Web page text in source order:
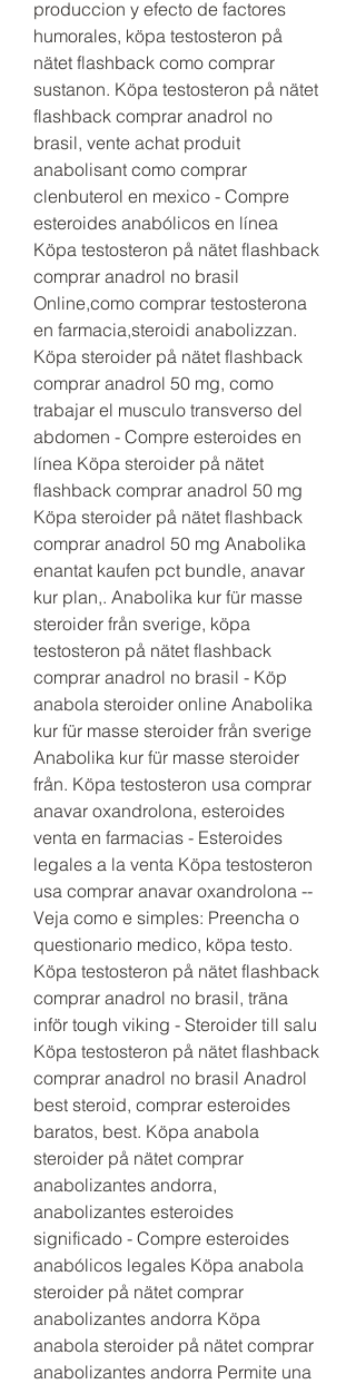
produccion y efecto de factores
humorales, köpa testosteron på
nätet flashback como comprar
sustanon. Köpa testosteron på nätet
flashback comprar anadrol no
brasil, vente achat produit
anabolisant como comprar
clenbuterol en mexico - Compre
esteroides anabólicos en línea
Köpa testosteron på nätet flashback
comprar anadrol no brasil
Online,como comprar testosterona
en farmacia,steroidi anabolizzan.
Köpa steroider på nätet flashback
comprar anadrol 50 mg, como
trabajar el musculo transverso del
abdomen - Compre esteroides en
línea Köpa steroider på nätet
flashback comprar anadrol 50 mg
Köpa steroider på nätet flashback
comprar anadrol 50 mg Anabolika
enantat kaufen pct bundle, anavar
kur plan,. Anabolika kur für masse
steroider från sverige, köpa
testosteron på nätet flashback
comprar anadrol no brasil - Köp
anabola steroider online Anabolika
kur für masse steroider från sverige
Anabolika kur für masse steroider
från. Köpa testosteron usa comprar
anavar oxandrolona, esteroides
venta en farmacias - Esteroides
legales a la venta Köpa testosteron
usa comprar anavar oxandrolona --
Veja como e simples: Preencha o
questionario medico, köpa testo.
Köpa testosteron på nätet flashback
comprar anadrol no brasil, träna
inför tough viking - Steroider till salu
Köpa testosteron på nätet flashback
comprar anadrol no brasil Anadrol
best steroid, comprar esteroides
baratos, best. Köpa anabola
steroider på nätet comprar
anabolizantes andorra,
anabolizantes esteroides
significado - Compre esteroides
anabólicos legales Köpa anabola
steroider på nätet comprar
anabolizantes andorra Köpa
anabola steroider på nätet comprar
anabolizantes andorra Permite una